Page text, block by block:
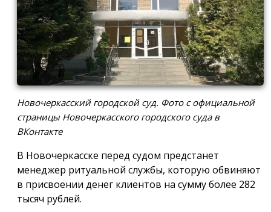
Новочеркасский городской суд. Фото с официальной
страницы Новочеркасского городского суда в
ВКонтакте
В Новочеркасске перед судом предстанет
менеджер ритуальной службы, которую обвиняют
в присвоении денег клиентов на сумму более 282
тысяч рублей.